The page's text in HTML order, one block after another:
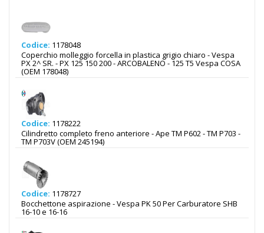
Codice: 1178048
Coperchio molleggio forcella in plastica grigio chiaro - Vespa
PX 2^ SR. - PX 125 150 200 - ARCOBALENO - 125 T5 Vespa COSA
(OEM 178048)
Codice: 1178222
Cilindretto completo freno anteriore - Ape TM P602 - TM P703 -
TM P703V (OEM 245194)
Codice: 1178727
Bocchettone aspirazione - Vespa PK 50 Per Carburatore SHB
16-10 e 16-16